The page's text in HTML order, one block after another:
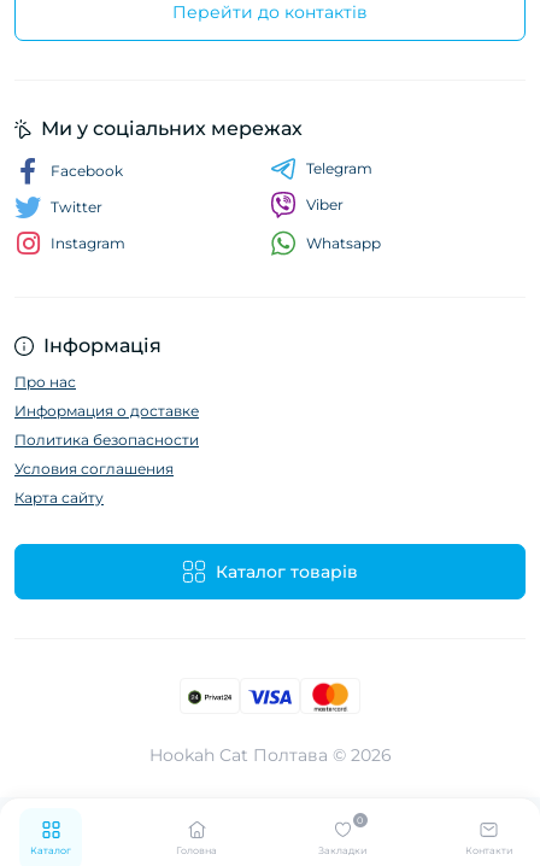
Каталог Головна Закладки
0
Контакти
Перейти до контактів
Інформація
Про нас
Информация о доставке
Политика безопасности
Условия соглашения
Карта сайту
Каталог товарів
Ми у соціальних мережах
Facebook
Twitter
Instagram
Telegram
Viber
Whatsapp
Hookah Cat Полтава © 2026